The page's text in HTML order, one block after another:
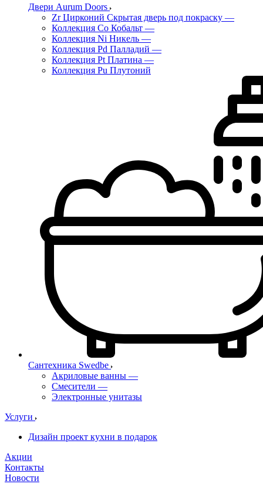
Двери Aurum Doors
Zr Цирконий Скрытая дверь под покраску —
Коллекция Co Кобальт —
Коллекция Ni Никель —
Коллекция Pd Палладий —
Коллекция Pt Платина —
Коллекция Pu Плутоний
Сантехника Swedbe
Акриловые ванны —
Смесители —
Электронные унитазы
Услуги
Дизайн проект кухни в подарок
Акции
Контакты
Новости